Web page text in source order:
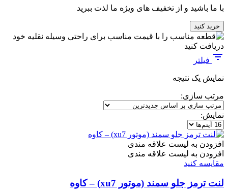
با ما باشید و از تخفیف های ویژه ما لذت ببرید
خرید کنید
فیلتر
نمایش یک نتیجه
مرتب سازی:
نمایش:
افزودن به لیست علاقه مندی
افزودن به لیست علاقه مندی
مقایسه کنید
لنت ترمز جلو سمند (موتور xu7) – کاوه